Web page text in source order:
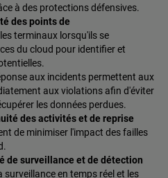
à des protections défensives.
des points de
terminaux lorsqu'ils se
du cloud pour identifier et
aux incidents permettent aux
aux violations afin d'éviter
les données perdues.
des activités et de reprise
de minimiser l'impact des failles
de surveillance et de détection
surveillance en temps réel et les